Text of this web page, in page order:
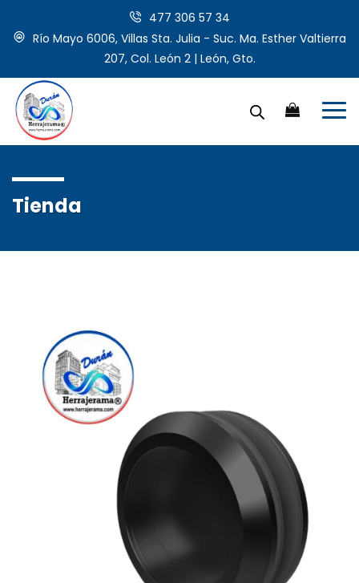
477 306 57 34
Río Mayo 6006, Villas Sta. Julia - Suc. Ma. Esther Valtierra
207, Col. León 2 | León, Gto.
Tienda